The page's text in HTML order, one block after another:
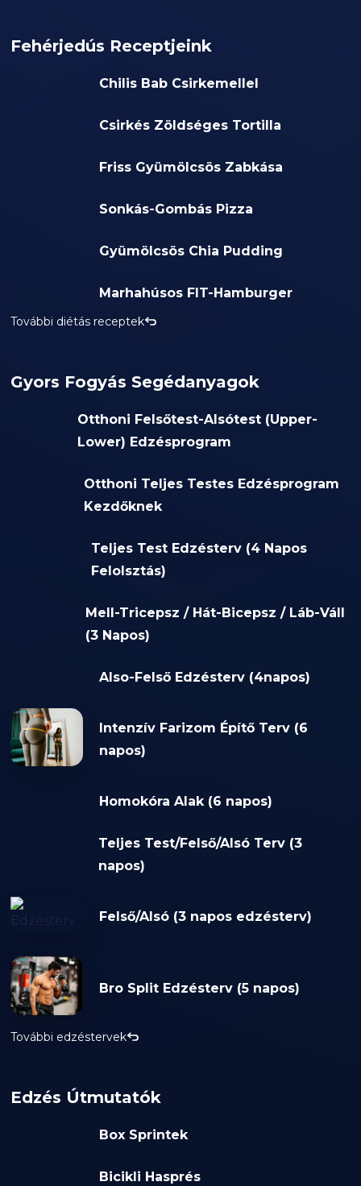
Fehérjedús Receptjeink
Chilis Bab Csirkemellel
Csirkés Zöldséges Tortilla
Friss Gyümölcsös Zabkása
Sonkás-Gombás Pizza
Gyümölcsös Chia Pudding
Marhahúsos FIT-Hamburger
További diétás receptek
Gyors Fogyás Segédanyagok
Otthoni Felsőtest-Alsótest (Upper-
Lower) Edzésprogram
Otthoni Teljes Testes Edzésprogram
Kezdőknek
Teljes Test Edzésterv (4 Napos
Felolsztás)
Mell-Tricepsz / Hát-Bicepsz / Láb-Váll
(3 Napos)
Also-Felső Edzésterv (4napos)
Intenzív Farizom Építő Terv (6
napos)
Homokóra Alak (6 napos)
Teljes Test/Felső/Alsó Terv (3
napos)
Felső/Alsó (3 napos edzésterv)
Bro Split Edzésterv (5 napos)
További edzéstervek
Edzés Útmutatók
Box Sprintek
Bicikli Hasprés